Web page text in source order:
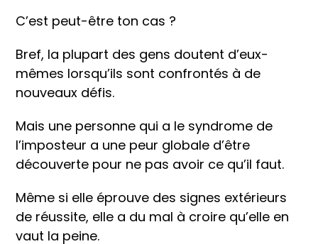
C’est peut-être ton cas ?
Bref, la plupart des gens doutent d’eux-
mêmes lorsqu’ils sont confrontés à de
nouveaux défis.
Mais une personne qui a le syndrome de
l’imposteur a une peur globale d’être
découverte pour ne pas avoir ce qu’il faut.
Même si elle éprouve des signes extérieurs
de réussite, elle a du mal à croire qu’elle en
vaut la peine.